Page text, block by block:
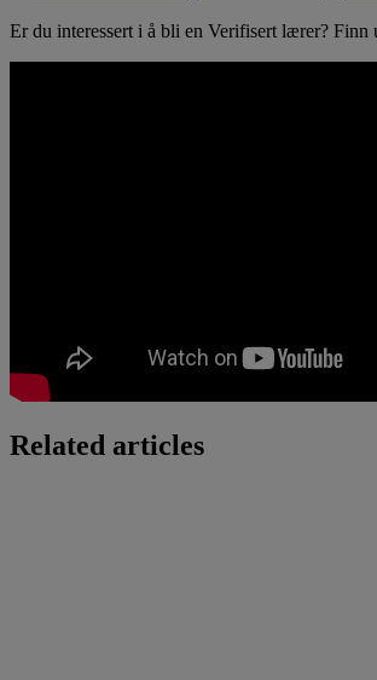
Er du interessert i å bli en Verifisert lærer? Finn
Related articles